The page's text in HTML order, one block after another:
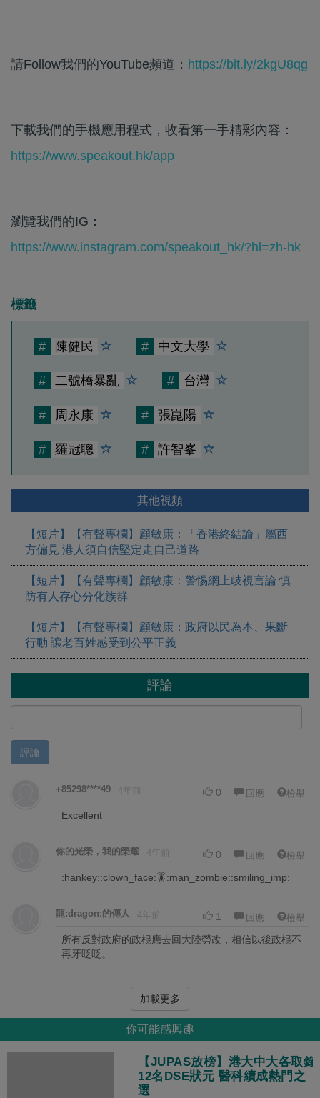
請Follow我們的YouTube頻道： https://bit.ly/2kgU8qg
下載我們的手機應用程式，收看第一手精彩內容：
https://www.speakout.hk/app
瀏覽我們的IG：
https://www.instagram.com/speakout_hk/?hl=zh-hk
標籤
# 陳健民 # 中文大學
# 二號橋暴亂 # 台灣
# 周永康 # 張崑陽
# 羅冠聰 # 許智峯
其他視頻
【短片】【有聲專欄】顧敏康：「香港終結論」屬西
方偏見 港人須自信堅定走自己道路
【短片】【有聲專欄】顧敏康：警惕網上歧視言論 慎
防有人存心分化族群
【短片】【有聲專欄】顧敏康：​政府以民為本、果斷
行動 讓老百姓感受到公平正義
評論
評論
+85298****49 4年前 0 回應 檢舉
Excellent
你的光榮，我的榮耀 4年前 0 回應 檢舉
:hankey::clown_face:🪳:man_zombie::smiling_imp:
龍:dragon:的傳人 4年前 1 回應 檢舉
所有反對政府的政棍應去回大陸勞改，相信以後政棍不
再牙眨眨。
加載更多
你可能感興趣
【JUPAS放榜】港大中大各取錄
12名DSE狀元 醫科續成熱門之
選